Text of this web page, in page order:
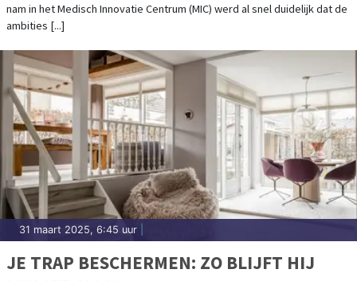
nam in het Medisch Innovatie Centrum (MIC) werd al snel duidelijk dat de
ambities [...]
31 maart 2025, 6:45 uur
JE TRAP BESCHERMEN: ZO BLIJFT HIJ